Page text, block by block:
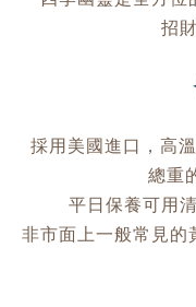
招
採用美國進口，高
總重
平日保養可用
非市面上一般常見的